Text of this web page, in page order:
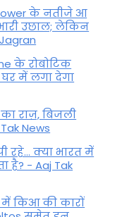
इन 4
के नतीजे आ
उछाल; लेकिन
के रोबोटिक
में लगा देगा
राज़, बिजली
News
रहे... क्या भारत में
- Aaj Tak
में किआ की कारों